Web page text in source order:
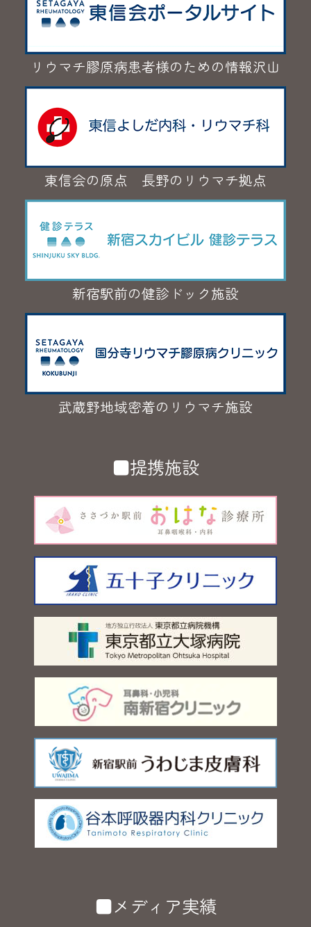
リウマチ膠原病患者様のための情報沢山
東信会の原点 長野のリウマチ拠点
新宿駅前の健診ドック施設
武蔵野地域密着のリウマチ施設
■提携施設
■メディア実績